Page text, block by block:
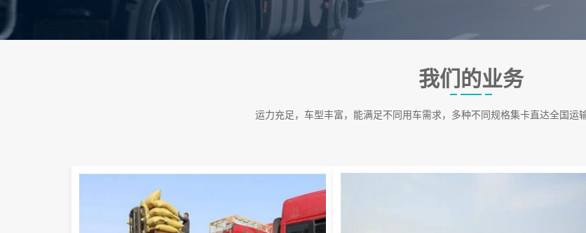
我们的业务
运力充足，车型丰富，能满足不同用车需求，多种不同规格集卡直达全国运